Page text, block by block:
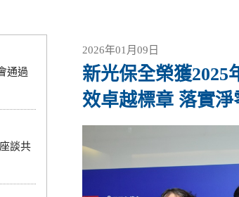
通過
談共
2026年01月09日
新光保全榮獲2025
效卓越標章 落實